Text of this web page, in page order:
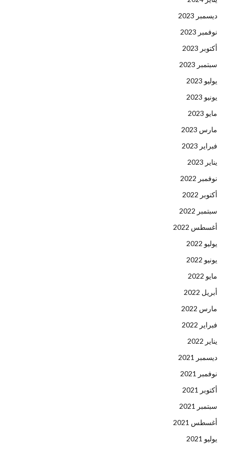
ديسمبر 2023
نوفمبر 2023
أكتوبر 2023
سبتمبر 2023
يوليو 2023
يونيو 2023
مايو 2023
مارس 2023
فبراير 2023
يناير 2023
نوفمبر 2022
أكتوبر 2022
سبتمبر 2022
أغسطس 2022
يوليو 2022
يونيو 2022
مايو 2022
أبريل 2022
مارس 2022
فبراير 2022
يناير 2022
ديسمبر 2021
نوفمبر 2021
أكتوبر 2021
سبتمبر 2021
أغسطس 2021
يوليو 2021